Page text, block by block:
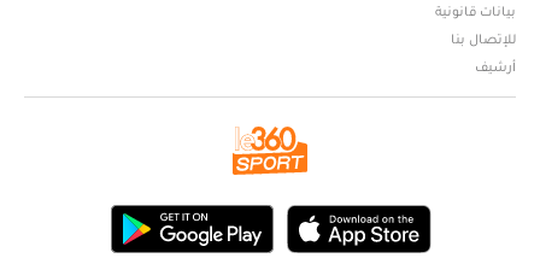
بيانات قانونية
للإتصال بنا
أرشيف